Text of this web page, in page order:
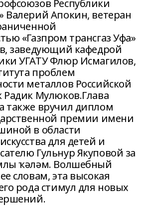
Республики
Валерий Апокин, ветеран
«Газпром трансгаз Уфа»
заведующий кафедрой
УГАТУ Флюр Исмагилов,
проблем
металлов Российской
Радик Мулюков.Глава
также вручил диплом
премии имени
в области
для детей и
Гульнур Якуповой за
ҡәләм. Волшебный
словам, эта высокая
рода стимул для новых